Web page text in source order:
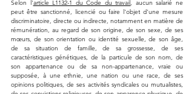
Selon l'article L1132-1 du Code du travail, aucun salarié ne
peut être sanctionné, licencié ou faire l'objet d'une mesure
discriminatoire, directe ou indirecte, notamment en matière de
rémunération, au regard de son origine, de son sexe, de ses
mœurs, de son orientation ou identité sexuelle, de son âge,
de sa situation de famille, de sa grossesse, de ses
caractéristiques génétiques, de la particule de son nom, de
son appartenance ou de sa non-appartenance, vraie ou
supposée, à une ethnie, une nation ou une race, de ses
opinions politiques, de ses activités syndicales ou mutualistes,